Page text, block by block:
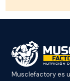
Musclefactory es